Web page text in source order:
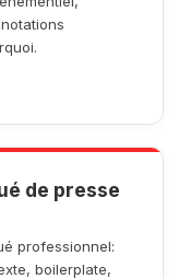
de presse
professionnel:
boilerplate,